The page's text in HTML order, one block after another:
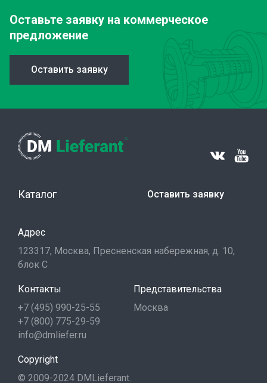
Оставьте заявку на коммерческое
предложение
Оставить заявку
Каталог Оставить заявку
Адрес
123317, Москва, Пресненская набережная, д. 10,
блок С
Контакты
+7 (495) 990-25-55
+7 (800) 775-29-59
info@dmliefer.ru
Представительства
Москва
Copyright
© 2009-2024 DMLieferant.